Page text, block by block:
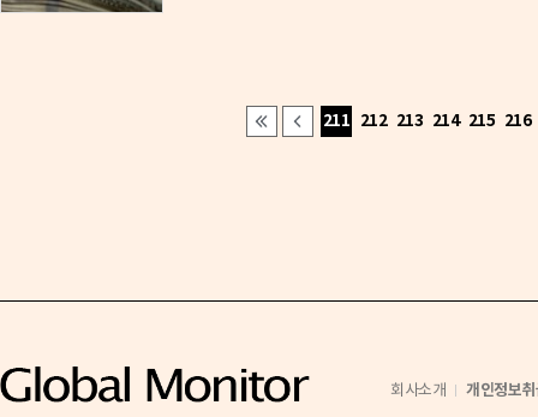
211 212 213 214 215 216
회사소개 개인정보